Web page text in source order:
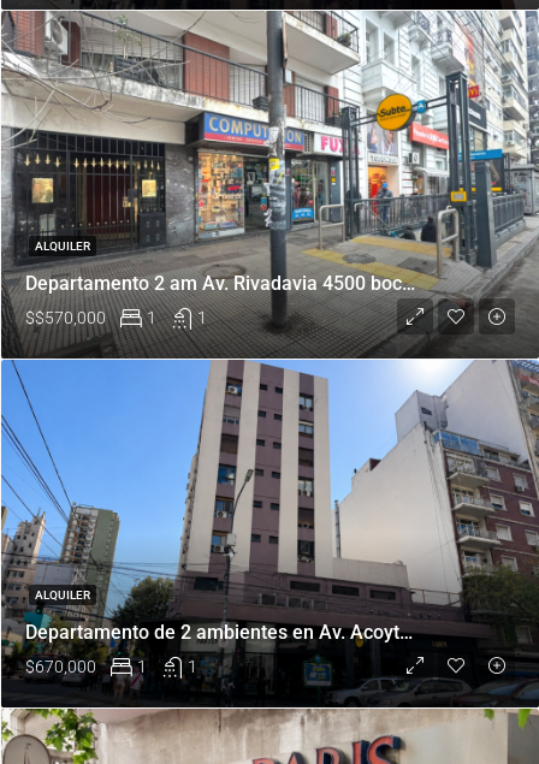
ALQUILER
Departamento 2 am Av. Rivadavia 4500 boca Subte A
$$570,000 1 1
ALQUILER
Departamento de 2 ambientes en Av. Acoyte 25
$670,000 1 1